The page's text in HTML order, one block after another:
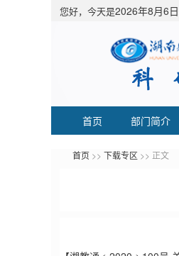
您好，今天是2026年8月6
首页 部门简介
首页 >> 下载专区 >> 正文